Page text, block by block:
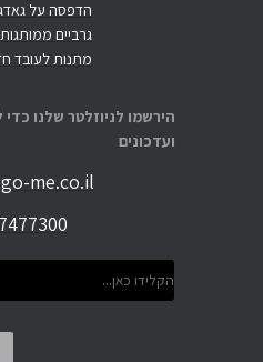
הדפסה על
גרביים ממותגות
מתנות לעובד
הירשמו לניוזלטר שלנו
ועדכונים
me.co.il